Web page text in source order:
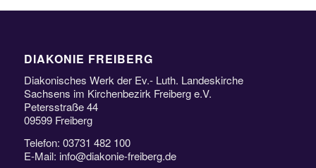
DIAKONIE FREIBERG
Diakonisches Werk der Ev.- Luth. Landeskirche
Sachsens im Kirchenbezirk Freiberg e.V.
Petersstraße 44
09599 Freiberg
Telefon: 03731 482 100
E-Mail: info@diakonie-freiberg.de